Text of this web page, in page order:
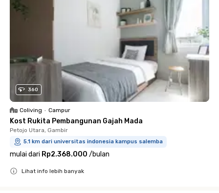
360
Coliving • Campur
Kost Rukita Pembangunan Gajah Mada
Petojo Utara, Gambir
5.1 km dari universitas indonesia kampus salemba
mulai dari Rp2.368.000 /bulan
Lihat info lebih banyak